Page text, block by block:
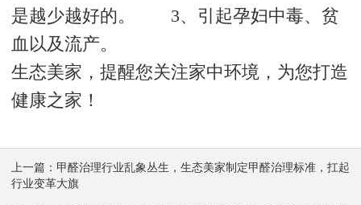
是越少越好的。 3、引起孕妇中毒、贫
血以及流产。
生态美家，提醒您关注家中环境，为您打造
健康之家！
上一篇： 甲醛治理行业乱象丛生，生态美家制定甲醛治理标准，扛起
行业变革大旗